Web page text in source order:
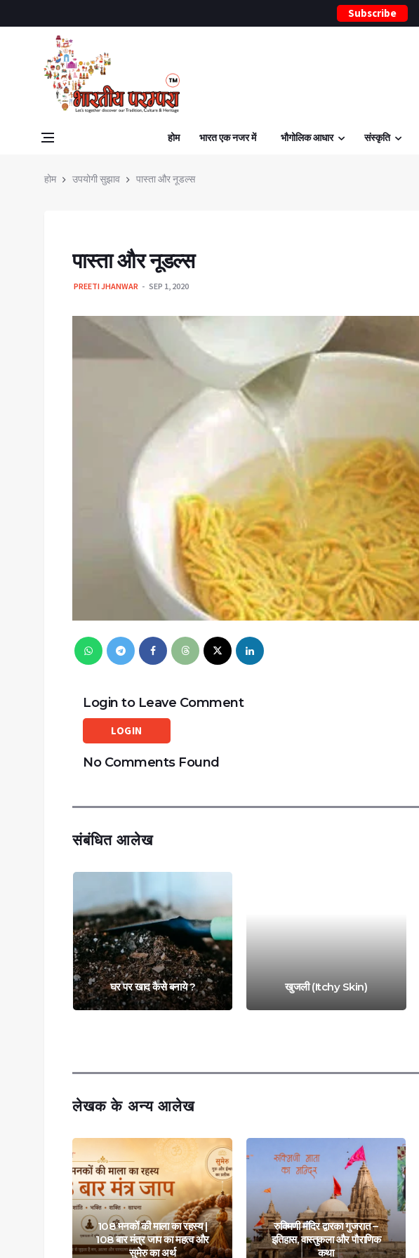
Subscribe
होम भारत एक नजर में भौगोलिक आधार संस्कृति
होम उपयोगी सुझाव पास्ता और नूडल्स
पास्ता और नूडल्स
PREETI JHANWAR SEP 1, 2020
Login to Leave Comment
LOGIN
No Comments Found
संबंधित आलेख
खुजली (Itchy Skin) शरीर पर दाद
लेखक के अन्य आलेख
108 मनकों की माला का रहस्य |
108 बार मंत्र जाप का महत्व और
सुमेरु का अर्थ
रुक्मिणी मंदिर द्वारका गुजरात –
इतिहास, वास्तुकला और पौराणिक
कथा